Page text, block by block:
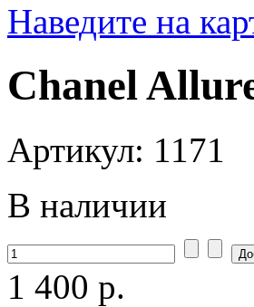
Наведите на
Chanel
Артикул: 1171
В наличии
1 400 р.